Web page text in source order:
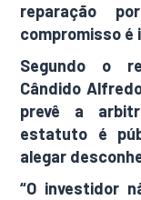
reparação
compromisso
Segundo o
Cândido
prevê a
estatuto é
alegar
“O investidor